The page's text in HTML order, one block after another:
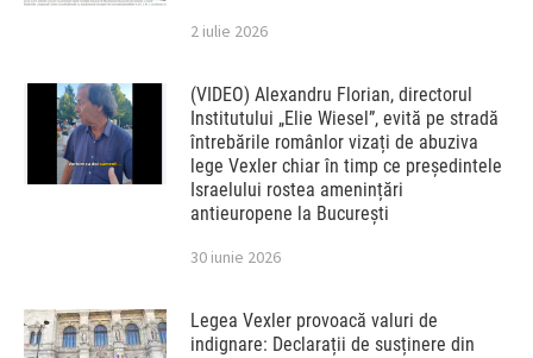
2 iulie 2026
(VIDEO) Alexandru Florian, directorul
Institutului „Elie Wiesel”, evită pe stradă
întrebările românlor vizați de abuziva
lege Vexler chiar în timp ce președintele
Israelului rostea amenințări
antieuropene la București
30 iunie 2026
Legea Vexler provoacă valuri de
indignare: Declarații de susținere din